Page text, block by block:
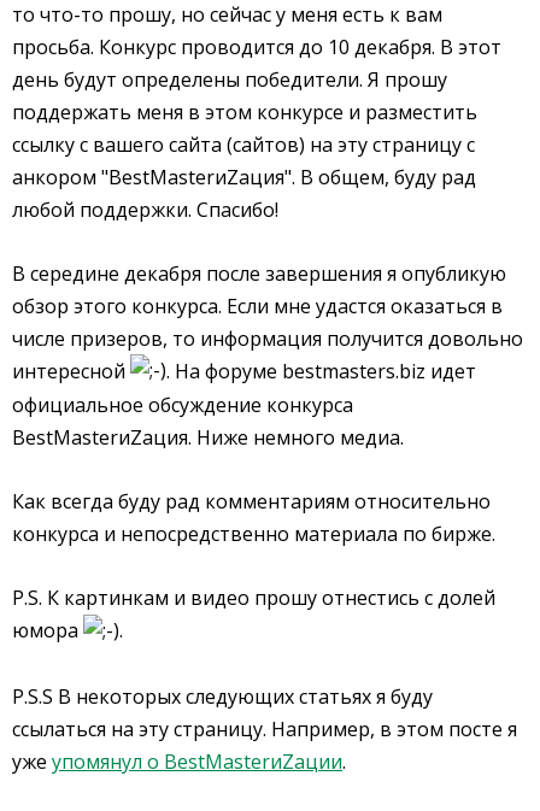
то что-то прошу, но сейчас у меня есть к вам
просьба. Конкурс проводится до 10 декабря. В этот
день будут определены победители. Я прошу
поддержать меня в этом конкурсе и разместить
ссылку с вашего сайта (сайтов) на эту страницу с
анкором "BestMasterиZация". В общем, буду рад
любой поддержки. Спасибо!
В середине декабря после завершения я опубликую
обзор этого конкурса. Если мне удастся оказаться в
числе призеров, то информация получится довольно
интересной
. На форуме bestmasters.biz идет
официальное обсуждение конкурса
BestMasterиZация. Ниже немного медиа.
Как всегда буду рад комментариям относительно
конкурса и непосредственно материала по бирже.
P.S. К картинкам и видео прошу отнестись с долей
юмора
.
P.S.S В некоторых следующих статьях я буду
ссылаться на эту страницу. Например, в этом посте я
уже упомянул о BestMasterиZации.